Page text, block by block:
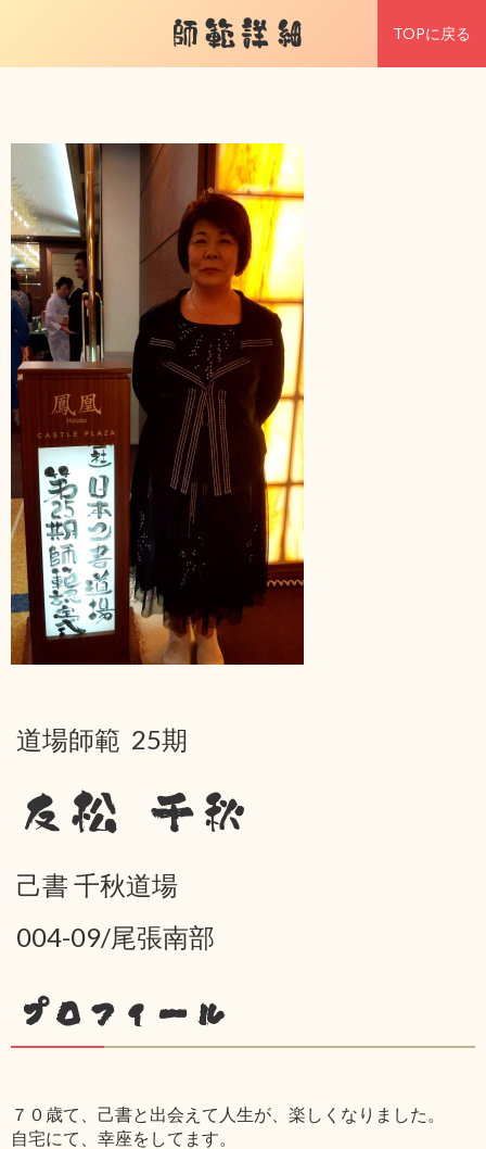
師範詳細 TOPに戻る
道場師範 25期
友松 千秋
己書 千秋道場
004-09/尾張南部
プロフィール
７０歳て、己書と出会えて人生が、楽しくなりました。
自宅にて、幸座をしてます。